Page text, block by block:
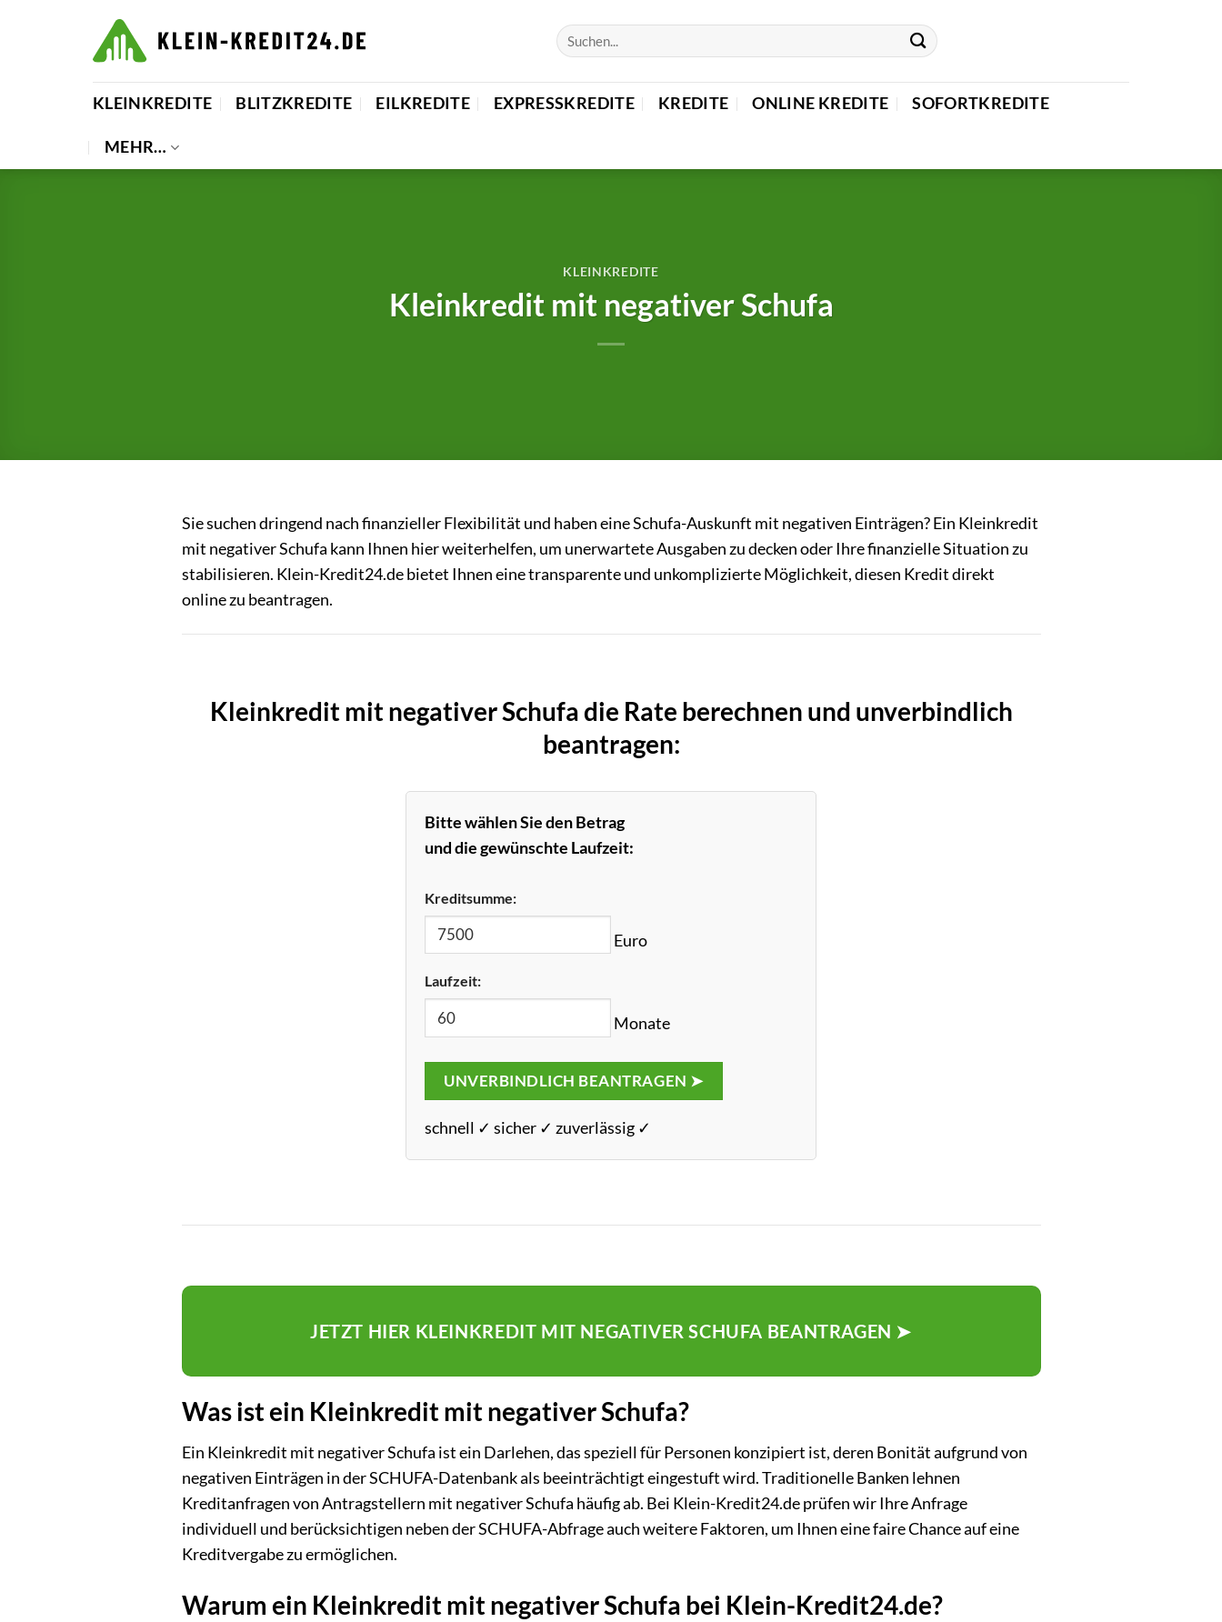
KLEINKREDITE BLITZKREDITE EILKREDITE EXPRESSKREDITE KREDITE ONLINE KREDITE SOFORTKREDITE
MEHR…
KLEINKREDITE
Kleinkredit mit negativer Schufa
Sie suchen dringend nach finanzieller Flexibilität und haben eine Schufa-Auskunft mit negativen Einträgen? Ein Kleinkredit
mit negativer Schufa kann Ihnen hier weiterhelfen, um unerwartete Ausgaben zu decken oder Ihre finanzielle Situation zu
stabilisieren. Klein-Kredit24.de bietet Ihnen eine transparente und unkomplizierte Möglichkeit, diesen Kredit direkt
online zu beantragen.
Kleinkredit mit negativer Schufa die Rate berechnen und unverbindlich
beantragen:
Bitte wählen Sie den Betrag
und die gewünschte Laufzeit:
Kreditsumme:
Euro
Laufzeit:
Monate
UNVERBINDLICH BEANTRAGEN ➤
schnell ✓ sicher ✓ zuverlässig ✓
JETZT HIER KLEINKREDIT MIT NEGATIVER SCHUFA BEANTRAGEN ➤
Was ist ein Kleinkredit mit negativer Schufa?
Ein Kleinkredit mit negativer Schufa ist ein Darlehen, das speziell für Personen konzipiert ist, deren Bonität aufgrund von
negativen Einträgen in der SCHUFA-Datenbank als beeinträchtigt eingestuft wird. Traditionelle Banken lehnen
Kreditanfragen von Antragstellern mit negativer Schufa häufig ab. Bei Klein-Kredit24.de prüfen wir Ihre Anfrage
individuell und berücksichtigen neben der SCHUFA-Abfrage auch weitere Faktoren, um Ihnen eine faire Chance auf eine
Kreditvergabe zu ermöglichen.
Warum ein Kleinkredit mit negativer Schufa bei Klein-Kredit24.de?